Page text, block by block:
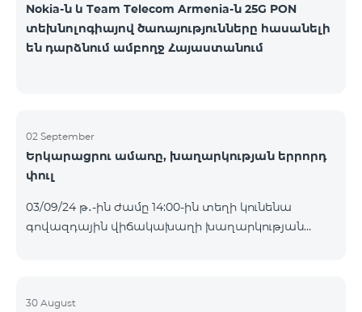
Nokia-ն և Team Telecom Armenia-ն 25G PON
տեխնոլոգիայով ծառայությունները հասանելի
են դարձնում ամբողջ Հայաստանում
02 September
Երկարացրու ամառը, խաղարկության երրորդ
փուլ
03/09/24 թ․-ին ժամը 14:00-ին տեղի կունենա
գովազդային վիճակախաղի խաղարկության
քարտի` TeamTok կանխավճարային
30 August